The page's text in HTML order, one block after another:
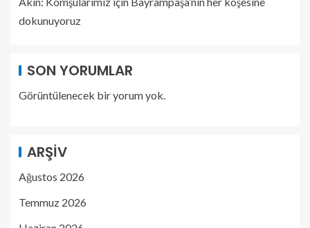
dokunuyoruz
SON YORUMLAR
Görüntülenecek bir yorum yok.
ARŞIV
Ağustos 2026
Temmuz 2026